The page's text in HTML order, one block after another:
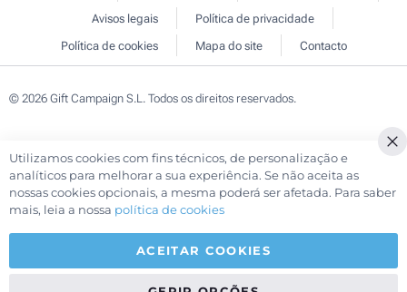
Avisos legais
Política de privacidade
Política de cookies
Mapa do site Contacto
© 2026 Gift Campaign S.L. Todos os direitos reservados.
Utilizamos cookies com fins técnicos, de personalização e
analíticos para melhorar a sua experiência. Se não aceita as
nossas cookies opcionais, a mesma poderá ser afetada. Para saber
mais, leia a nossa política de cookies
ACEITAR COOKIES